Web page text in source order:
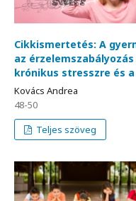
Cikkismertetés: A
az
krónikus stresszre és
Kovács Andrea
48-50
Teljes szöveg